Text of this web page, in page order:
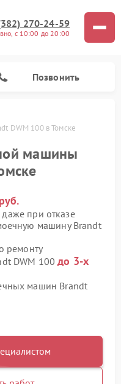
270-24-59
с 10:00 до 20:00
Позвонить
DWM 100 в Томске
машины
даже при отказе
машину Brandt
ремонту
DWM 100до 3-х
машин Brandt